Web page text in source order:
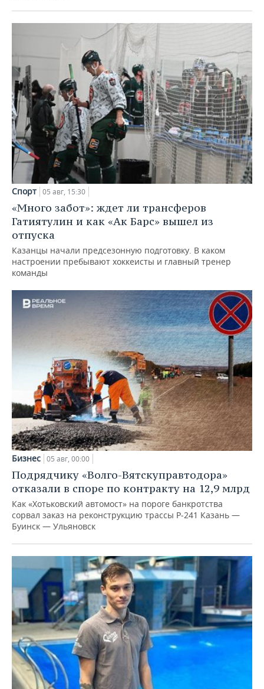
Спорт 05 авг, 15:30
«Много забот»: ждет ли трансферов
Гатиятулин и как «Ак Барс» вышел из
отпуска
Казанцы начали предсезонную подготовку. В каком
настроении пребывают хоккеисты и главный тренер
команды
Бизнес 05 авг, 00:00
Подрядчику «Волго-Вятскуправтодора»
отказали в споре по контракту на 12,9 млрд
Как «Хотьковский автомост» на пороге банкротства
сорвал заказ на реконструкцию трассы Р‑241 Казань —
Буинск — Ульяновск